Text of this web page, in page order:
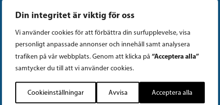
Din integritet är viktig för oss
Vi använder cookies för att förbättra din surfupplevelse, visa
personligt anpassade annonser och innehåll samt analysera
trafiken på vår webbplats. Genom att klicka på “Acceptera alla”
samtycker du till att vi använder cookies.
Cookieinställningar Avvisa Acceptera alla
Instagram
Facebook
Tiktok